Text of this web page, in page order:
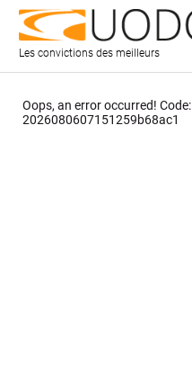
Les convictions des meilleurs
Oops, an error occurred! Code:
2026080607151259b68ac1